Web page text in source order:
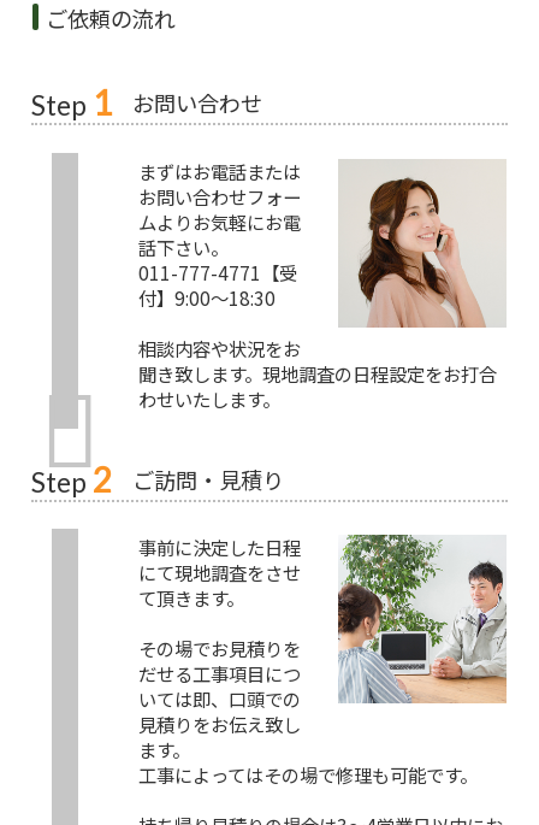
ご依頼の流れ
Step 1 お問い合わせ
まずはお電話または
お問い合わせフォー
ムよりお気軽にお電
話下さい。
011-777-4771【受
付】9:00～18:30
相談内容や状況をお
聞き致します。現地調査の日程設定をお打合
わせいたします。
Step 2 ご訪問・見積り
事前に決定した日程
にて現地調査をさせ
て頂きます。
その場でお見積りを
だせる工事項目につ
いては即、口頭での
見積りをお伝え致し
ます。
工事によってはその場で修理も可能です。